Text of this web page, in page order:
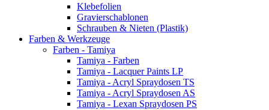
Klebefolien
Gravierschablonen
Schrauben & Nieten (Plastik)
Farben & Werkzeuge
Farben - Tamiya
Tamiya - Farben
Tamiya - Lacquer Paints LP
Tamiya - Acryl Spraydosen TS
Tamiya - Acryl Spraydosen AS
Tamiya - Lexan Spraydosen PS